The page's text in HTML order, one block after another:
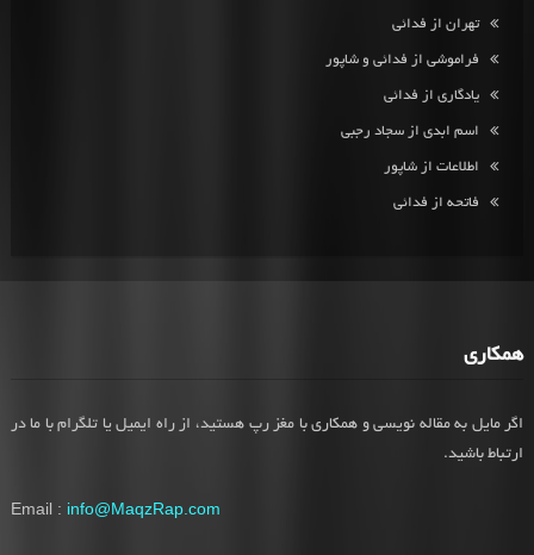
تهران از فدائی
فراموشی از فدائی و شاپور
یادگاری از فدائی
اسم ابدی از سجاد رجبی
اطلاعات از شاپور
فاتحه از فدائی
همکاری
اگر مایل به مقاله نویسی و همکاری با مغز رپ هستید، از راه ایمیل یا تلگرام با ما در
ارتباط باشید.
Email : info@MaqzRap.com